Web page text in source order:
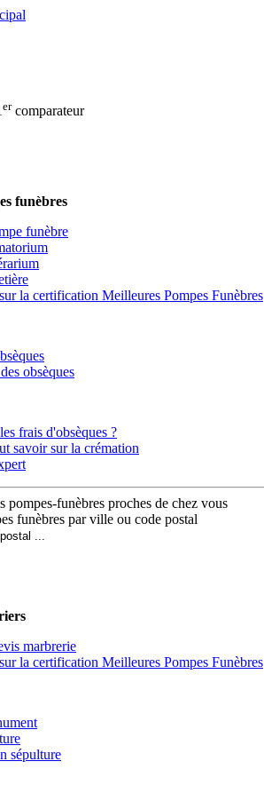
ercomparateur
funèbres
funèbre
la certification Meilleures Pompes Funèbres
obsèques
frais d'obsèques ?
savoir sur la crémation
pompes-funèbres proches de chez vous
funèbres par ville ou code postal
marbrerie
la certification Meilleures Pompes Funèbres
sépulture